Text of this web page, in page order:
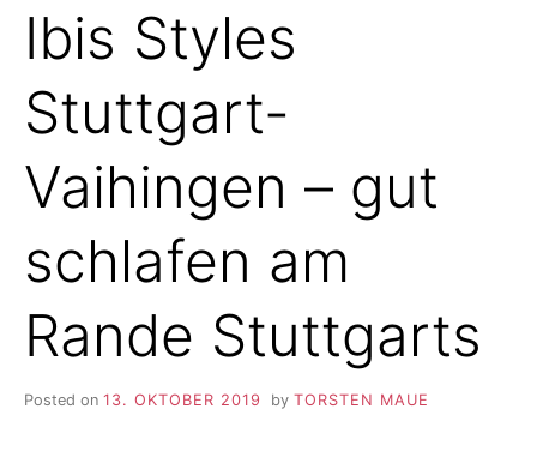
Ibis Styles
Stuttgart-
Vaihingen – gut
schlafen am
Rande Stuttgarts
Posted on 13. OKTOBER 2019 by TORSTEN MAUE